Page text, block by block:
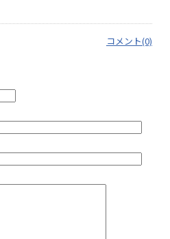
コメント(0)